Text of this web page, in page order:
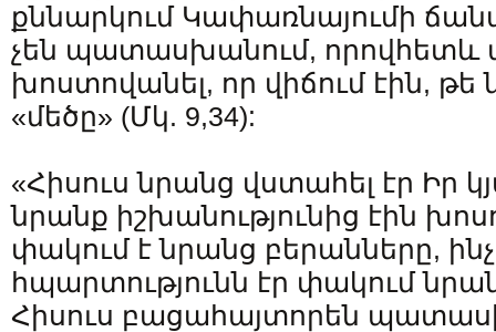
քննարկում Կափառնայումի
չեն պատասխանում, որովհետև
խոստովանել, որ վիճում էին, թե
«մեծը» (Մկ. 9,34):
«Հիսուս նրանց վստահել էր Իր
նրանք իշխանությունից էին
փակում է նրանց բերանները,
հպարտությունն էր փակում
Հիսուս բացահայտորեն